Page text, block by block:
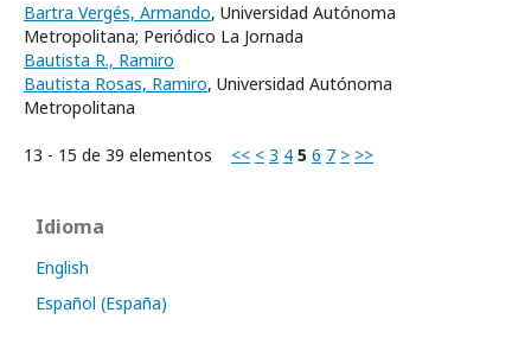
Bartra Vergés, Armando, Universidad Autónoma
Metropolitana; Periódico La Jornada
Bautista R., Ramiro
Bautista Rosas, Ramiro, Universidad Autónoma
Metropolitana
13 - 15 de 39 elementos << < 3 4 5 6 7 > >>
Idioma
English
Español (España)